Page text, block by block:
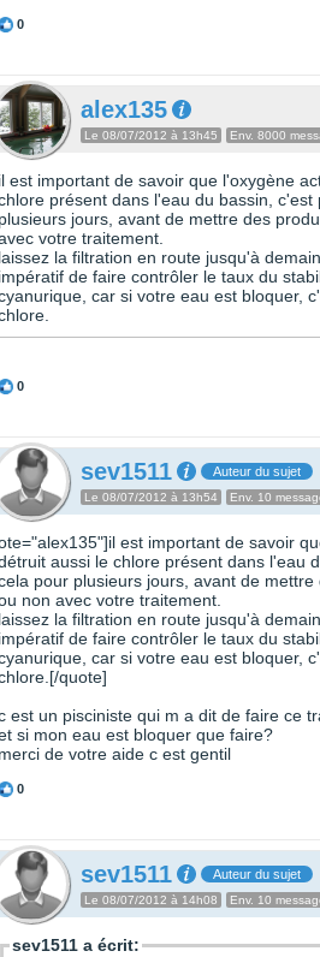
0
alex135
Le 08/07/2012 à 13h45 Env. 8000
il est important de savoir que l'oxygène
présent dans l'eau du bassin,
plusieurs jours, avant de mettre des
votre traitement.
laissez la filtration en route jusqu'à
impératif de faire contrôler le taux du
car si votre eau est bloquer,
0
sev1511 Auteur du sujet
Le 08/07/2012 à 13h54 Env. 10
est important de savoir
aussi le chlore présent dans l'eau
pour plusieurs jours, avant de
non avec votre traitement.
laissez la filtration en route jusqu'à
impératif de faire contrôler le taux du
car si votre eau est bloquer,
quote]
est un pisciniste qui m a dit de faire ce
si mon eau est bloquer que faire?
merci de votre aide c est gentil
0
sev1511 Auteur du sujet
Le 08/07/2012 à 14h08 Env. 10
sev1511 a écrit: